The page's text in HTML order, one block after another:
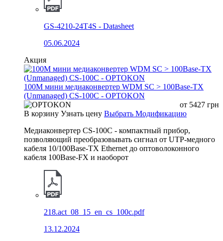
GS-4210-24T4S - Datasheet
05.06.2024
Акция
100М мини медиаконвертер WDM SC > 100Base-TX
(Unmanaged) CS-100C - OPTOKON
от 5427 грн
В корзину Узнать цену Выбрать Модификацию
Медиаконвертер CS-100C - компактный прибор,
позволяющий преобразовывать сигнал от UTP-медного
кабеля 10/100Base-TX Ethernet до оптоволоконного
кабеля 100Base-FX и наоборот
218.act_08_15_en_cs_100c.pdf
13.12.2024